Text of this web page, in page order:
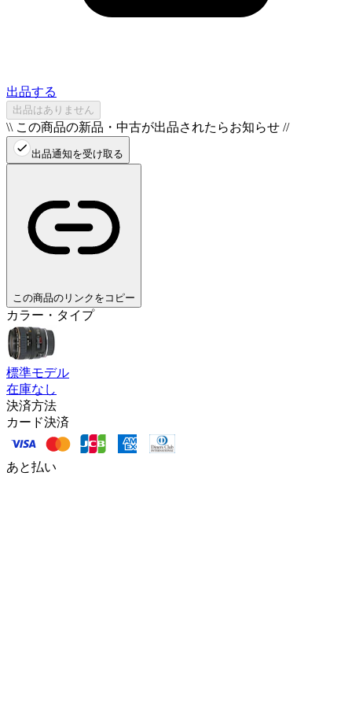
出品する
出品はありません
\\ この商品の新品・中古が出品されたらお知らせ //
出品通知を受け取る
この商品のリンクをコピー
カラー・タイプ
標準モデル
在庫なし
決済方法
カード決済
あと払い